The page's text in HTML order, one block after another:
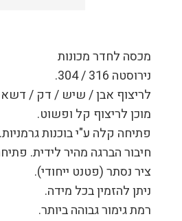
מכסה לחדר מכונות
נירוסטה 316 / 304.
לריצוף אבן / שיש / דק / דשא
מוכן לריצוף קל ופשוט.
פתיחה קלה ע"י בוכנות גרמניות.
חיבור הברגה מהיר לידית.
ציר נסתר (פטנט ייחודי).
ניתן להזמין בכל מידה.
רמת גימור גבוהה ביותר.